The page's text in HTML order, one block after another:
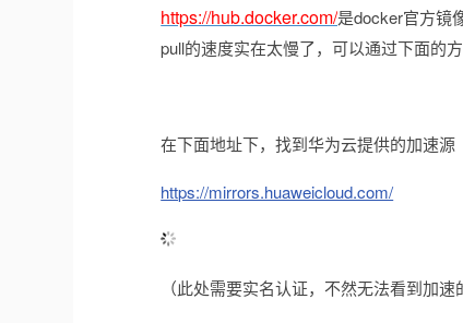
https://hub.docker.com/是docker官方镜
pull的速度实在太慢了，可以通过下面的方
在下面地址下，找到华为云提供的加速源
https://mirrors.huaweicloud.com/
（此处需要实名认证，不然无法看到加速